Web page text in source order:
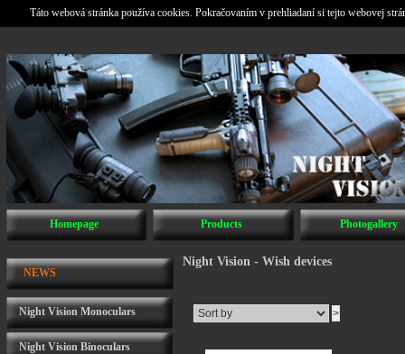
Táto webová stránka používa cookies. Pokračovaním v prehliadaní si tejto webovej
Homepage Products Photogallery
NEWS
Night Vision Monoculars
Night Vision Binoculars
Night Vision - Wish devices